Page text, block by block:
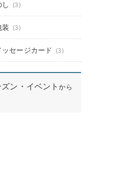
し (3)
装 (3)
ッセージカード (3)
ズン・イベントから